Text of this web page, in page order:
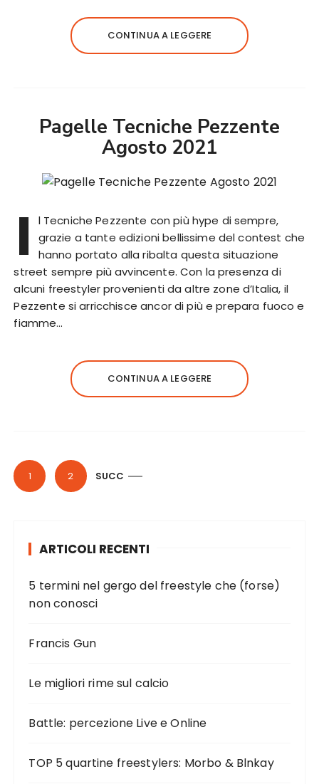
CONTINUA A LEGGERE
Pagelle Tecniche Pezzente
Agosto 2021
I
l Tecniche Pezzente con più hype di sempre,
grazie a tante edizioni bellissime del contest che
hanno portato alla ribalta questa situazione
street sempre più avvincente. Con la presenza di
alcuni freestyler provenienti da altre zone d’Italia, il
Pezzente si arricchisce ancor di più e prepara fuoco e
fiamme…
CONTINUA A LEGGERE
P
a 1 2 SUCC
ARTICOLI RECENTI
5 termini nel gergo del freestyle che (forse)
non conosci
Francis Gun
Le migliori rime sul calcio
Battle: percezione Live e Online
TOP 5 quartine freestylers: Morbo & Blnkay